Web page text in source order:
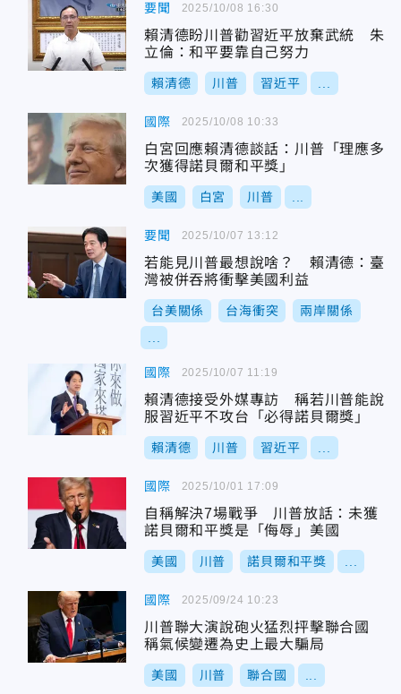
要聞
賴清德盼川普勸習近平放棄武統 朱
立倫：和平要靠自己努力
賴清德 川普 習近平
2025/10/08 16:30
國際
白宮回應賴清德談話：川普「理應多
次獲得諾貝爾和平獎」
美國 白宮 川普
2025/10/08 10:33
要聞
若能見川普最想說啥？ 賴清德：臺
灣被併吞將衝擊美國利益
台美關係 台海衝突 兩岸關係
2025/10/07 13:12
國際
賴清德接受外媒專訪 稱若川普能說
服習近平不攻台「必得諾貝爾獎」
賴清德 川普 習近平
2025/10/07 11:19
國際
自稱解決7場戰爭 川普放話：未獲
諾貝爾和平獎是「侮辱」美國
美國 川普 諾貝爾和平獎
2025/10/01 17:09
國際
川普聯大演說砲火猛烈抨擊聯合國
稱氣候變遷為史上最大騙局
美國 川普 聯合國
2025/09/24 10:23